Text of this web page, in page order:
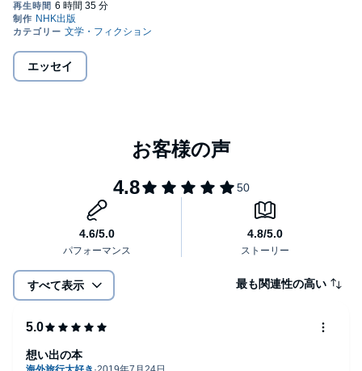
世界で1600万部を超える大ベストセラーの刊行20周年を記念し
て、著者・訳者の新たなあとがきを加えた「愛蔵版」。
ンが詰まっています。
でジャーナリズムの修士号を取得し、デトロイト・フリープレス
紙のスポーツコラムニストとして活躍。ＡＰ通信によって全米
2006年、デトロイトの最貧困層の生活向上を支援する慈善団体の
統括組織S.A.Y.Detroitを設立。また、ハイチのポルトープランスに
Have Faith Haiti Missionという孤児院を設立し、運営している。
■［訳者］別宮貞則（べっく さだのり）
年生まれ。
おもな著書に『ステップアップ翻訳講座』『裏返し文章講座』
を英語で読む』（いずれもちくま学芸文庫）、訳書にポール・ジ
ョンソン『インテレクチュアルズ』（講談社学術文庫）、『アメ
リカ人の歴史』（共同通信社）、ノーマン・デイヴィス『アイル
ズ 西の島の歴史』（共同通信社）など多数。著訳書含めて180冊
エッセイ
すべて表示 最も関連性の高い
想い出の本